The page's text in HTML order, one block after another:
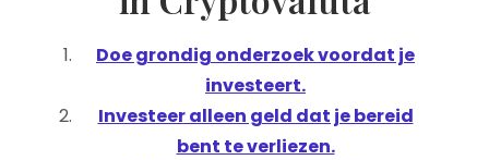
Doe grondig onderzoek voordat je
investeert.
Investeer alleen geld dat je bereid
bent te verliezen.